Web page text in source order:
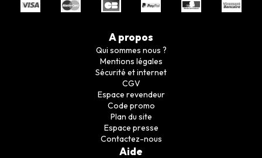
A propos
Qui sommes nous ?
Mentions légales
Sécurité et internet
CGV
Espace revendeur
Code promo
Plan du site
Espace presse
Contactez-nous
Aide